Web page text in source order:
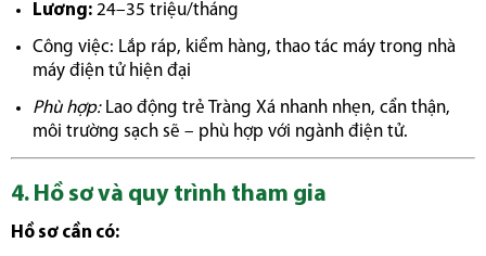
Lương: 24–35 triệu/tháng
Công việc: Lắp ráp, kiểm hàng, thao tác máy trong nhà
máy điện tử hiện đại
Phù hợp:Lao động trẻ Tràng Xá nhanh nhẹn, cẩn thận,
môi trường sạch sẽ – phù hợp với ngành điện tử.
4. Hồ sơ và quy trình tham gia
Hồ sơ cần có: